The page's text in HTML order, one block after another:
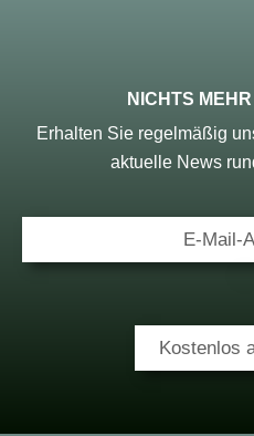
NICHTS
Erhalten Sie regelmäßig
aktuelle News
E-Mail-
Kostenlos